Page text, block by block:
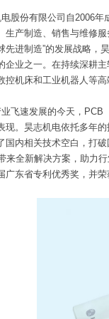
份有限公司自2006年
生产制造、销售与维修
先进制造”的发展战略，
企业之一。在持续深耕
控机床和工业机器人等
飞速发展的今天，PCB
现。昊志机电依托多年
国内相关技术空白，打
来全新解决方案，助力
广东省专利优秀奖，并